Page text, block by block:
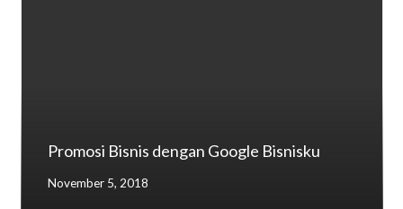
Promosi Bisnis dengan Google Bisnisku
November 5, 2018